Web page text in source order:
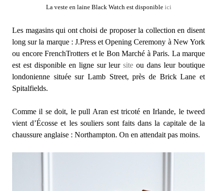
La veste en laine Black Watch est disponible ici
Les magasins qui ont choisi de proposer la collection en disent
long sur la marque : J.Press et Opening Ceremony à New York
ou encore FrenchTrotters et le Bon Marché à Paris. La marque
est est disponible en ligne sur leursite ou dans leur boutique
londonienne située sur Lamb Street, près de Brick Lane et
Spitalfields.
Comme il se doit, le pull Aran est tricoté en Irlande, le tweed
vient d’Écosse et les souliers sont faits dans la capitale de la
chaussure anglaise : Northampton. On en attendait pas moins.